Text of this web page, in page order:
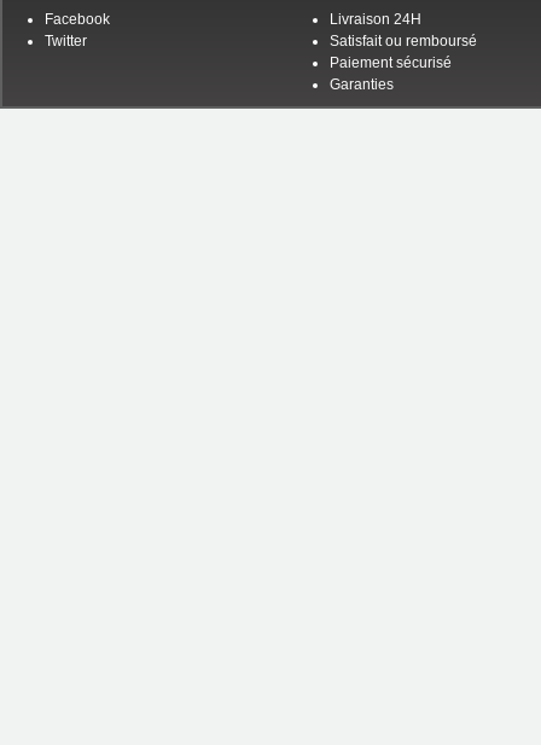
Facebook
Twitter
Livraison 24H
Satisfait ou remboursé
Paiement sécurisé
Garanties